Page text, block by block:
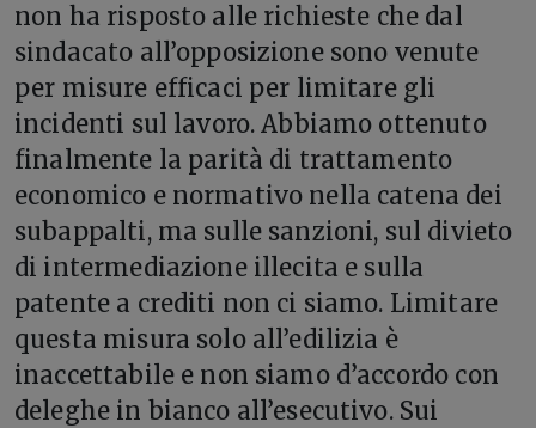
non ha risposto alle richieste che dal
sindacato all’opposizione sono venute
per misure efficaci per limitare gli
incidenti sul lavoro. Abbiamo ottenuto
finalmente la parità di trattamento
economico e normativo nella catena dei
subappalti, ma sulle sanzioni, sul divieto
di intermediazione illecita e sulla
patente a crediti non ci siamo. Limitare
questa misura solo all’edilizia è
inaccettabile e non siamo d’accordo con
deleghe in bianco all’esecutivo. Sui